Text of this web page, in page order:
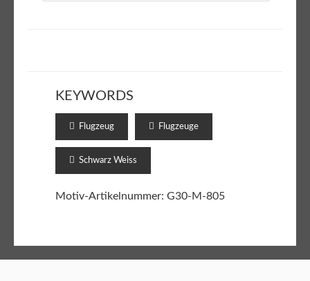
KEYWORDS
Flugzeug Flugzeuge
Schwarz Weiss
Motiv-Artikelnummer: G30-M-805